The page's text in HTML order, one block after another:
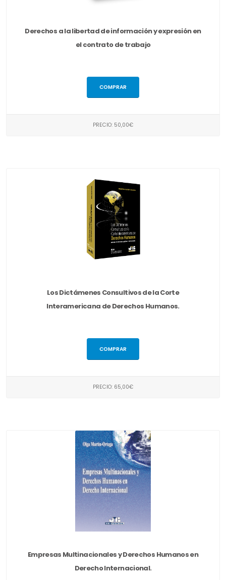
Derechos a la libertad de información y expresión en
el contrato de trabajo
COMPRAR
PRECIO: 50,00€
Los Dictámenes Consultivos de la Corte
Interamericana de Derechos Humanos.
COMPRAR
PRECIO: 65,00€
Empresas Multinacionales y Derechos Humanos en
Derecho Internacional.